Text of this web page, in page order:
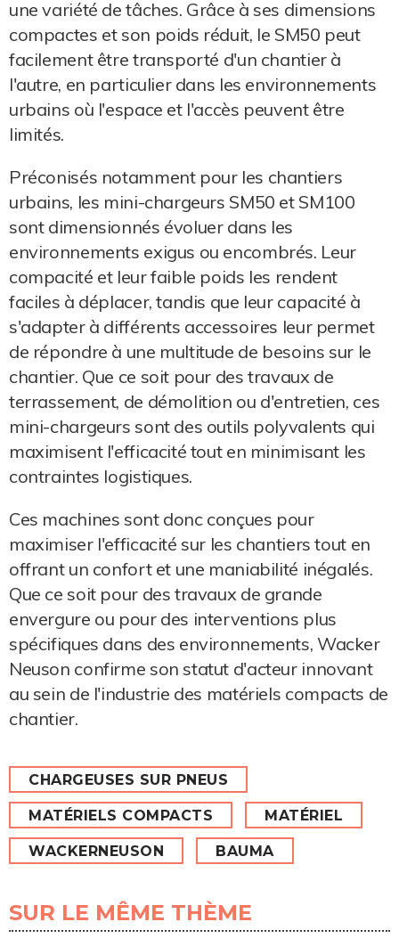
une variété de tâches. Grâce à ses dimensions
compactes et son poids réduit, le SM50 peut
facilement être transporté d'un chantier à
l'autre, en particulier dans les environnements
urbains où l'espace et l'accès peuvent être
limités.
Préconisés notamment pour les chantiers
urbains, les mini-chargeurs SM50 et SM100
sont dimensionnés évoluer dans les
environnements exigus ou encombrés. Leur
compacité et leur faible poids les rendent
faciles à déplacer, tandis que leur capacité à
s'adapter à différents accessoires leur permet
de répondre à une multitude de besoins sur le
chantier. Que ce soit pour des travaux de
terrassement, de démolition ou d'entretien, ces
mini-chargeurs sont des outils polyvalents qui
maximisent l'efficacité tout en minimisant les
contraintes logistiques.
Ces machines sont donc conçues pour
maximiser l'efficacité sur les chantiers tout en
offrant un confort et une maniabilité inégalés.
Que ce soit pour des travaux de grande
envergure ou pour des interventions plus
spécifiques dans des environnements, Wacker
Neuson confirme son statut d'acteur innovant
au sein de l'industrie des matériels compacts de
chantier.
CHARGEUSES SUR PNEUS
MATÉRIELS COMPACTS MATÉRIEL
WACKERNEUSON BAUMA
SUR LE MÊME THÈME